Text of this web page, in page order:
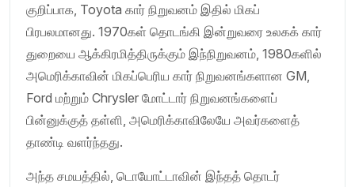
குறிப்பாக, Toyota கார் நிறுவனம் இதில் மிகப்
பிரபலமானது. 1970கள் தொடங்கி இன்றுவரை உலகக் கார்
துறையை ஆக்கிரமித்திருக்கும் இந்நிறுவனம், 1980களில்
அமெரிக்காவின் மிகப்பெரிய கார் நிறுவனங்களான GM,
Ford மற்றும் Chrysler மோட்டார் நிறுவனங்களைப்
பின்னுக்குத் தள்ளி, அமெரிக்காவிலேயே அவர்களைத்
தாண்டி வளர்ந்தது.
அந்த சமயத்தில், டொயோட்டாவின் இந்தத் தொடர்